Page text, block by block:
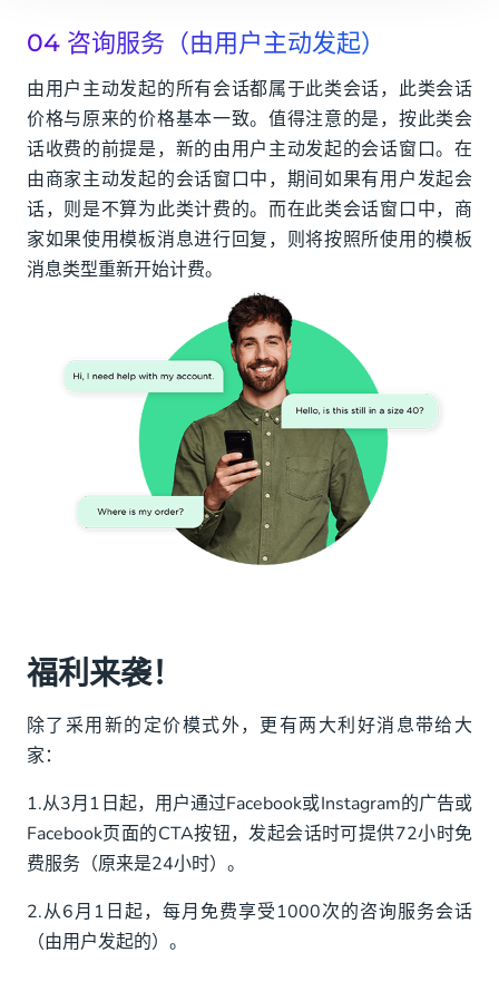
04 咨询服务（由用户主动发起）
由用户主动发起的所有会话都属于此类会话，此类会话
价格与原来的价格基本一致。值得注意的是，按此类会
话收费的前提是，新的由用户主动发起的会话窗口。在
由商家主动发起的会话窗口中，期间如果有用户发起会
话，则是不算为此类计费的。而在此类会话窗口中，商
家如果使用模板消息进行回复，则将按照所使用的模板
消息类型重新开始计费。
福利来袭！
除了采用新的定价模式外，更有两大利好消息带给大
家：
1.从3月1日起，用户通过Facebook或Instagram的广告或
Facebook页面的CTA按钮，发起会话时可提供72小时免
费服务（原来是24小时）。
2.从6月1日起，每月免费享受1000次的咨询服务会话
（由用户发起的）。